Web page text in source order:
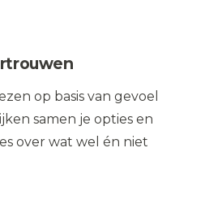
op basis van gevoel
samen je opties en
over wat wel én niet